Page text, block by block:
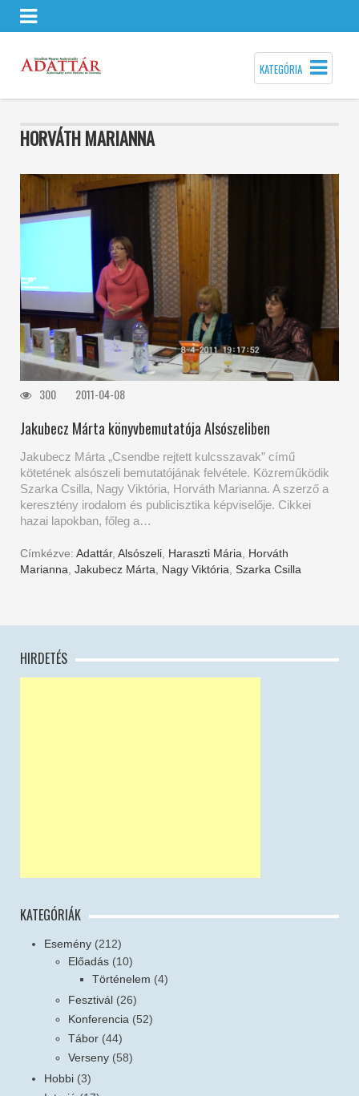
KATEGÓRIA
HORVÁTH MARIANNA
300 2011-04-08
Jakubecz Márta könyvbemutatója Alsószeliben
Jakubecz Márta „Csendbe rejtett kulcsszavak” című
kötetének alsószeli bemutatójának felvétele. Közreműködik
Szarka Csilla, Nagy Viktória, Horváth Marianna. A szerző a
keresztény irodalom és publicisztika képviselője. Cikkei
hazai lapokban, főleg a…
Címkézve: Adattár, Alsószeli, Haraszti Mária, Horváth
Marianna, Jakubecz Márta, Nagy Viktória, Szarka Csilla
HIRDETÉS
KATEGÓRIÁK
Esemény (212)
Előadás (10)
Történelem (4)
Fesztivál (26)
Konferencia (52)
Tábor (44)
Verseny (58)
Hobbi (3)